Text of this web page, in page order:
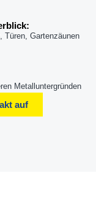
Türen, Gartenzäunen
Metalluntergründen
auf